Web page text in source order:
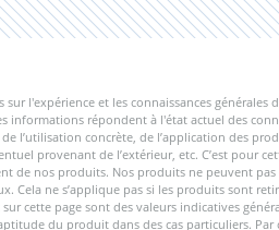
l'expérience et les connaissances générales
répondent à l'état actuel des
l’utilisation concrète, de l’application des
provenant de l’extérieur, etc. C’est pour
de nos produits. Nos produits ne peuvent pas
Cela ne s’applique pas si les produits sont
cette page sont des valeurs indicatives
du produit dans des cas particuliers.